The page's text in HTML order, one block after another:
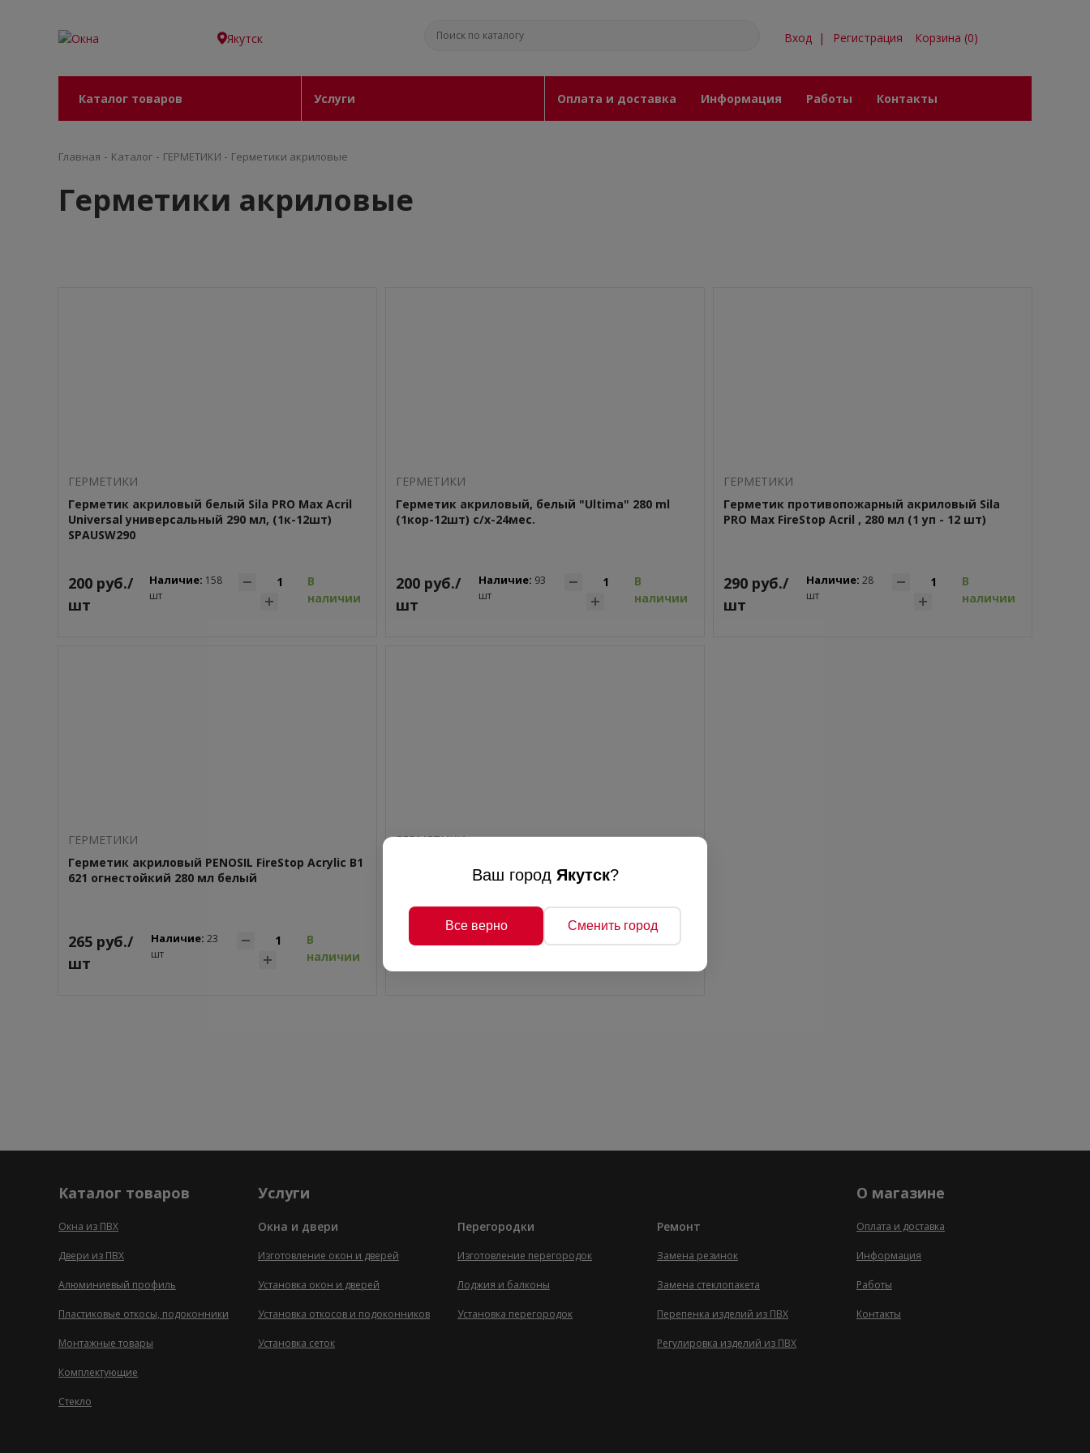
Ваш город Якутск?
Все верно Сменить город
Якутск Вход | Регистрация Корзина (0)
Каталог товаров Услуги Оплата и доставка Информация Работы Контакты
Главная - Каталог - ГEPМЕТИКИ - Герметики акриловые
Герметики акриловые
ГEPМЕТИКИ
Герметик акриловый белый Sila PRO Max Acril
Universal универсальный 290 мл, (1к-12шт)
SPAUSW290
200 руб./
шт
Наличие: 158
шт
В
наличии
ГEPМЕТИКИ
Герметик акриловый, белый "Ultima" 280 ml
(1кор-12шт) с/х-24мес.
200 руб./
шт
Наличие: 93
шт
В
наличии
ГEPМЕТИКИ
Герметик противопожарный акриловый Sila
PRO Max FireStop Acril , 280 мл (1 уп - 12 шт)
290 руб./
шт
Наличие: 28
шт
В
наличии
ГEPМЕТИКИ
Герметик акриловый PENOSIL FireStop Acrylic B1
621 огнестойкий 280 мл белый
265 руб./
шт
Наличие: 23
шт
В
наличии
ГEPМЕТИКИ
универсал. герм., белый, 290 мл, (1к-12шт)
195 руб./
Каталог товаров
Окна из ПВХ
Двери из ПВХ
Алюминиевый профиль
Пластиковые откосы, подоконники
Монтажные товары
Комплектующие
Стекло
Услуги
Окна и двери
Изготовление окон и дверей
Установка окон и дверей
Установка откосов и подоконников
Установка сеток
Перегородки
Изготовление перегородок
Лоджия и балконы
Установка перегородок
Ремонт
Замена резинок
Замена стеклопакета
Перепенка изделий из ПВХ
Регулировка изделий из ПВХ
О магазине
Оплата и доставка
Информация
Работы
Контакты